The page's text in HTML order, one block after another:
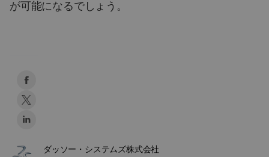
が可能になるでしょう。
ダッソー・システムズ株式会社